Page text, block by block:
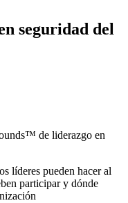
seguridad del
de liderazgo en
líderes pueden hacer al
participar y dónde